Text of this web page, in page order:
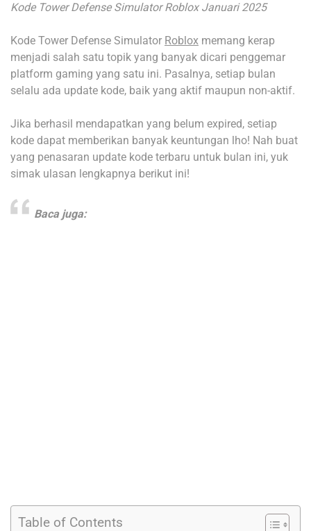
Kode Tower Defense Simulator Roblox Januari 2025
Kode Tower Defense Simulator Roblox memang kerap
menjadi salah satu topik yang banyak dicari penggemar
platform gaming yang satu ini. Pasalnya, setiap bulan
selalu ada update kode, baik yang aktif maupun non-aktif.
Jika berhasil mendapatkan yang belum expired, setiap
kode dapat memberikan banyak keuntungan lho! Nah buat
yang penasaran update kode terbaru untuk bulan ini, yuk
simak ulasan lengkapnya berikut ini!
Baca juga:
Table of Contents